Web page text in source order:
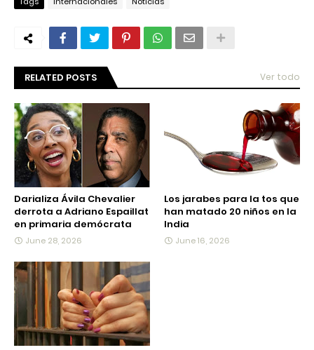
RELATED POSTS Ver todo
Darializa Ávila Chevalier
derrota a Adriano Espaillat
en primaria demócrata
June 28, 2026
Los jarabes para la tos que
han matado 20 niños en la
India
June 16, 2026